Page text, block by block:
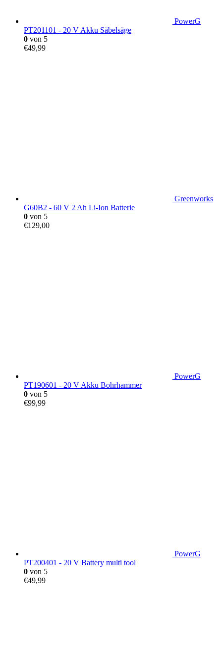
PowerG
PT201101 - 20 V Akku Säbelsäge
0 von 5
€49,99
Greenworks
G60B2 - 60 V 2 Ah Li-Ion Batterie
0 von 5
€129,00
PowerG
PT190601 - 20 V Akku Bohrhammer
0 von 5
€99,99
PowerG
PT200401 - 20 V Battery multi tool
0 von 5
€49,99